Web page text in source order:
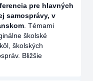
pre hlavných
samosprávy, v
. Témami
školské
školských
Bližšie